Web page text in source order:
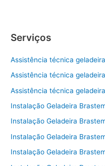
Serviços
Assistência técnica
Assistência técnica
Assistência técnica
Instalação Geladeira
Instalação Geladeira
Instalação Geladeira
Instalação Geladeira